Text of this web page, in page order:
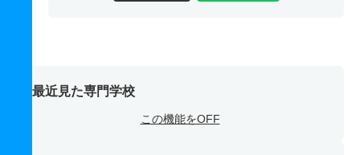
最近見た専門学校
この機能をOFF